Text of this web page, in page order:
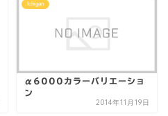
Ichigan
α6000カラーバリエーショ
ン
2014年11月19日